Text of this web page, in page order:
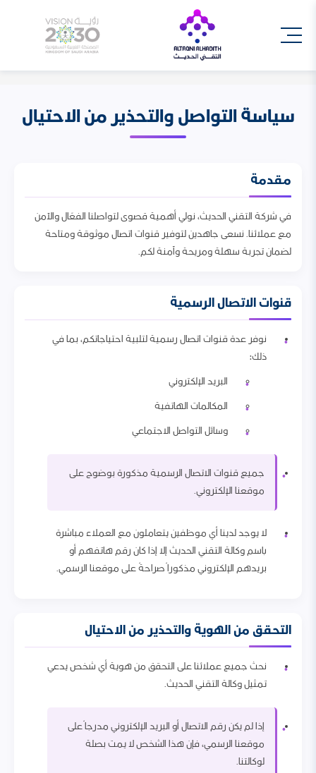
سياسة التواصل والتحذير من الاحتيال
مقدمة
في شركة التقني الحديث، نولي أهمية قصوى لتواصلنا الفعّال والآمن
مع عملائنا. نسعى جاهدين لتوفير قنوات اتصال موثوقة ومتاحة
لضمان تجربة سهلة ومريحة وآمنة لكم.
قنوات الاتصال الرسمية
نوفر عدة قنوات اتصال رسمية لتلبية احتياجاتكم، بما في
ذلك:
البريد الإلكتروني
المكالمات الهاتفية
وسائل التواصل الاجتماعي
جميع قنوات الاتصال الرسمية مذكورة بوضوح على
موقعنا الإلكتروني.
لا يوجد لدينا أي موظفين يتعاملون مع العملاء مباشرة
باسم وكالة التقني الحديث إلا إذا كان رقم هاتفهم أو
بريدهم الإلكتروني مذكوراً صراحةً على موقعنا الرسمي.
التحقق من الهوية والتحذير من الاحتيال
نحث جميع عملائنا على التحقق من هوية أي شخص يدعي
تمثيل وكالة التقني الحديث.
إذا لم يكن رقم الاتصال أو البريد الإلكتروني مدرجاً على
موقعنا الرسمي، فإن هذا الشخص لا يمت بصلة
لوكالتنا.